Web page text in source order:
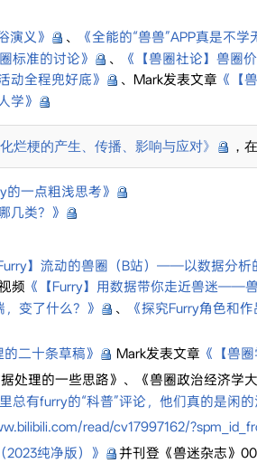
演义》 、
《全能的“兽兽”APP真是不学
标准的讨论》 、 《【兽圈社论】兽圈
动全程兜好底》 、Mark发表文章 《【
学》
烂梗的产生、传播、影响与应对》
的一点粗浅思考》
几类？》
】流动的兽圈（B站）——以数据分析
频 《【Furry】用数据带你走近兽迷——
，变了什么？》 、 《探究Furry角色和
二十条草稿》 Mark发表文章 《【兽
处理的一些思路》、《兽圈政治经济
总有furry的“科普”评论，他们真的是闲的
read/cv17997162/
2023纯净版）》 并刊登《兽迷杂志》